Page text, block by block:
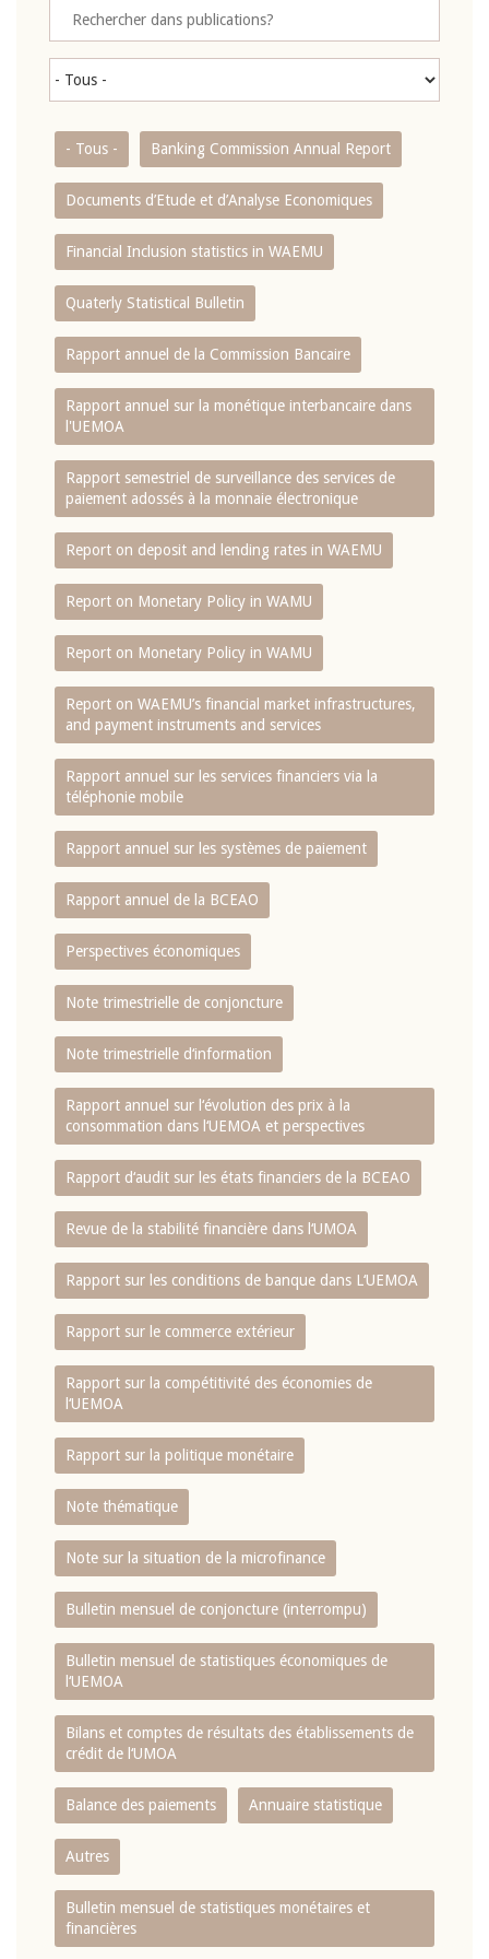
- Tous - Banking Commission Annual Report
Documents d’Etude et d’Analyse Economiques
Financial Inclusion statistics in WAEMU
Quaterly Statistical Bulletin
Rapport annuel de la Commission Bancaire
Rapport annuel sur la monétique interbancaire dans
l'UEMOA
Rapport semestriel de surveillance des services de
paiement adossés à la monnaie électronique
Report on deposit and lending rates in WAEMU
Report on Monetary Policy in WAMU
Report on Monetary Policy in WAMU
Report on WAEMU’s financial market infrastructures,
and payment instruments and services
Rapport annuel sur les services financiers via la
téléphonie mobile
Rapport annuel sur les systèmes de paiement
Rapport annuel de la BCEAO
Perspectives économiques
Note trimestrielle de conjoncture
Note trimestrielle d‘information
Rapport annuel sur l‘évolution des prix à la
consommation dans l‘UEMOA et perspectives
Rapport d‘audit sur les états financiers de la BCEAO
Revue de la stabilité financière dans l‘UMOA
Rapport sur les conditions de banque dans L‘UEMOA
Rapport sur le commerce extérieur
Rapport sur la compétitivité des économies de
l‘UEMOA
Rapport sur la politique monétaire
Note thématique
Note sur la situation de la microfinance
Bulletin mensuel de conjoncture (interrompu)
Bulletin mensuel de statistiques économiques de
l‘UEMOA
Bilans et comptes de résultats des établissements de
crédit de l‘UMOA
Balance des paiements Annuaire statistique
Autres
Bulletin mensuel de statistiques monétaires et
financières